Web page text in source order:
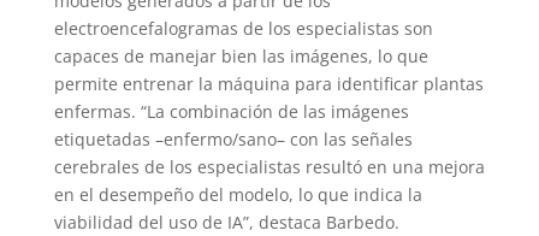
electroencefalogramas de los especialistas son
capaces de manejar bien las imágenes, lo que
permite entrenar la máquina para identificar plantas
enfermas. “La combinación de las imágenes
etiquetadas –enfermo/sano– con las señales
cerebrales de los especialistas resultó en una mejora
en el desempeño del modelo, lo que indica la
viabilidad del uso de IA”, destaca Barbedo.